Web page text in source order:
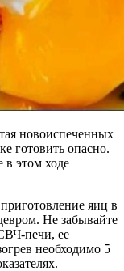
новоиспеченных
готовить опасно.
этом ходе
яиц в
Не забывайте
печи, ее
необходимо 5